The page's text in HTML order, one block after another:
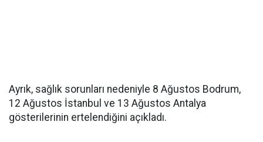
Ayrık, sağlık sorunları nedeniyle 8 Ağustos Bodrum,
12 Ağustos İstanbul ve 13 Ağustos Antalya
gösterilerinin ertelendiğini açıkladı.